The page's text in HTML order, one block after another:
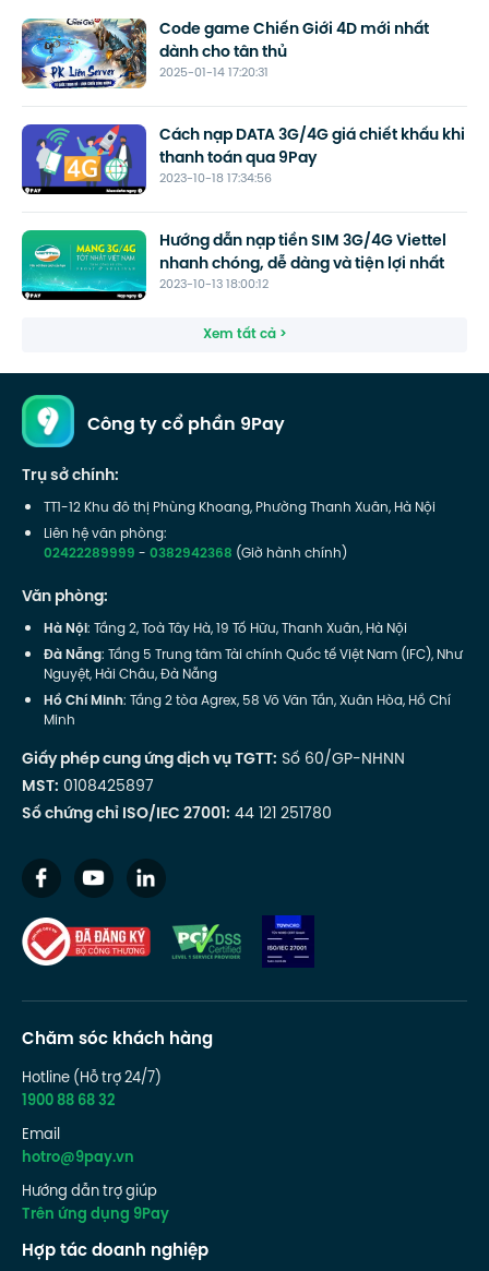
2025-01-14 17:20:31
Code game Chiến Giới 4D mới nhất
dành cho tân thủ
2023-10-18 17:34:56
Cách nạp DATA 3G/4G giá chiết khấu khi
thanh toán qua 9Pay
2023-10-13 18:00:12
Hướng dẫn nạp tiền SIM 3G/4G Viettel
nhanh chóng, dễ dàng và tiện lợi nhất
Xem tất cả >
Công ty cổ phần 9Pay
Trụ sở chính:
TT1-12 Khu đô thị Phùng Khoang, Phường Thanh Xuân, Hà Nội
Liên hệ văn phòng:
02422289999-0382942368 (Giờ hành chính)
Văn phòng:
Hà Nội: Tầng 2, Toà Tây Hà, 19 Tố Hữu, Thanh Xuân, Hà Nội
Đà Nẵng: Tầng 5 Trung tâm Tài chính Quốc tế Việt Nam (IFC), Như
Nguyệt, Hải Châu, Đà Nẵng
Hồ Chí Minh: Tầng 2 tòa Agrex, 58 Võ Văn Tần, Xuân Hòa, Hồ Chí
Minh
Giấy phép cung ứng dịch vụ TGTT: Số 60/GP-NHNN
MST: 0108425897
Số chứng chỉ ISO/IEC 27001: 44 121 251780
Chăm sóc khách hàng
Hotline (Hỗ trợ 24/7)
1900 88 68 32
Email
hotro@9pay.vn
Hướng dẫn trợ giúp
Trên ứng dụng 9Pay
Hợp tác doanh nghiệp